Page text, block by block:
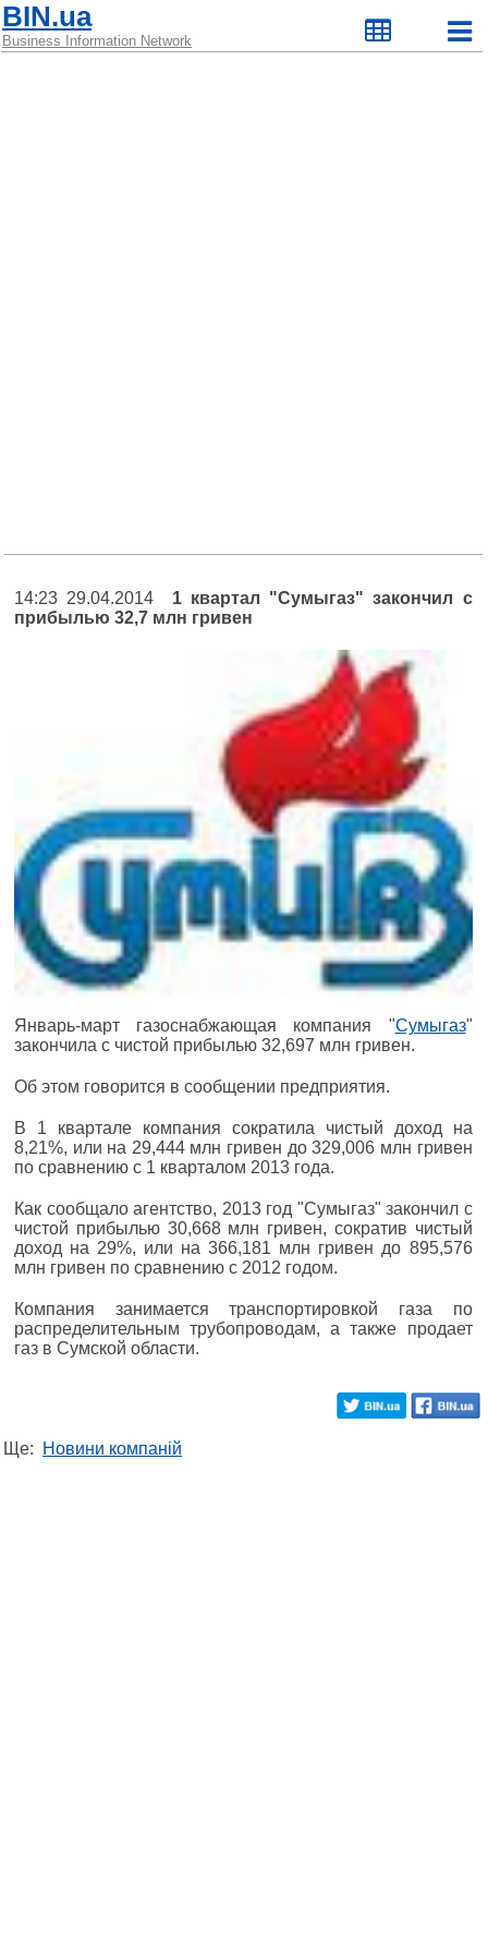
BIN.ua
Business Information Network
14:23 29.04.2014 1 квартал "Сумыгаз" закончил с
прибылью 32,7 млн гривен
Январь-март газоснабжающая компания "Сумыгаз"
закончила с чистой прибылью 32,697 млн гривен.
Об этом говорится в сообщении предприятия.
В 1 квартале компания сократила чистый доход на
8,21%, или на 29,444 млн гривен до 329,006 млн гривен
по сравнению с 1 кварталом 2013 года.
Как сообщало агентство, 2013 год "Сумыгаз" закончил с
чистой прибылью 30,668 млн гривен, сократив чистый
доход на 29%, или на 366,181 млн гривен до 895,576
млн гривен по сравнению с 2012 годом.
Компания занимается транспортировкой газа по
распределительным трубопроводам, а также продает
газ в Сумской области.
Ще: Новини компаній